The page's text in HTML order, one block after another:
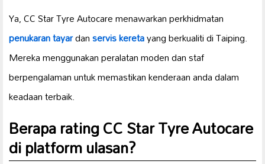
Ya, CC Star Tyre Autocare menawarkan perkhidmatan
penukaran tayardanservis keretayang berkualiti di Taiping.
Mereka menggunakan peralatan moden dan staf
berpengalaman untuk memastikan kenderaan anda dalam
keadaan terbaik.
BeraparatingCC Star Tyre Autocare
di platform ulasan?